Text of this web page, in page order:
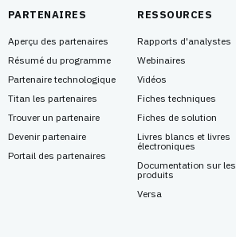
PARTENAIRES
Aperçu des partenaires
Résumé du programme
Partenaire technologique
Titan les partenaires
Trouver un partenaire
Devenir partenaire
Portail des partenaires
RESSOURCES
Rapports d'analystes
Webinaires
Vidéos
Fiches techniques
Fiches de solution
Livres blancs et livres
électroniques
Documentation sur les
produits
Versa